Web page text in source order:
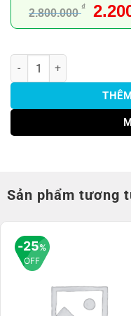
2.800.000₫
Giá
gốc
MÀN HÌNH DUAN
Sản phẩm tương
25%
OFF